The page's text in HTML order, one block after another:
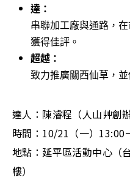
達：
串聯加工廠與通路，
獲得佳評。
超越：
致力推廣關西仙草，
達人：陳濬程（人山艸創辦
時間：10/21（一）13:00
地點：延平區活動中心（
樓）